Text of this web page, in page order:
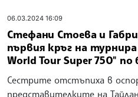
06.03.2024 16:09
Стефани Стоева и
първия кръг на
World Tour Super 750"
Сестрите отстъпиха в
представителките на